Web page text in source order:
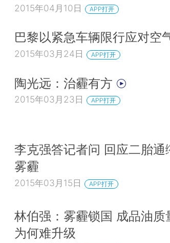
2015年04月10日 APP打开
巴黎以紧急车辆限行应对空
2015年03月24日 APP打开
陶光远：治霾有方
2015年03月23日 APP打开
李克强答记者问 回应二胎通
雾霾
2015年03月15日 APP打开
林伯强：雾霾锁国 成品油质
为何难升级